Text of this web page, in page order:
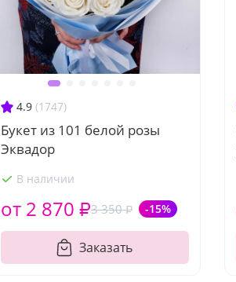
4.9 (1747)
Букет из 101 белой розы
Эквадор
В наличии
3 350 ₽ -15%
от 2 870 ₽
Заказать